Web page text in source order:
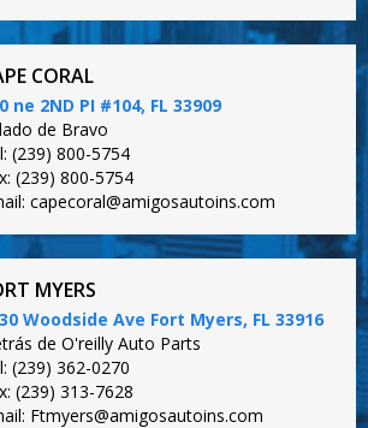
CORAL
ne 2ND PI #104, FL 33909
de Bravo
(239) 800-5754
(239) 800-5754
capecoral@amigosautoins.com
MYERS
Woodside Ave Fort Myers, FL 33916
de O'reilly Auto Parts
(239) 362-0270
(239) 313-7628
Ftmyers@amigosautoins.com